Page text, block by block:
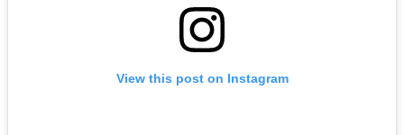
View this post on Instagram